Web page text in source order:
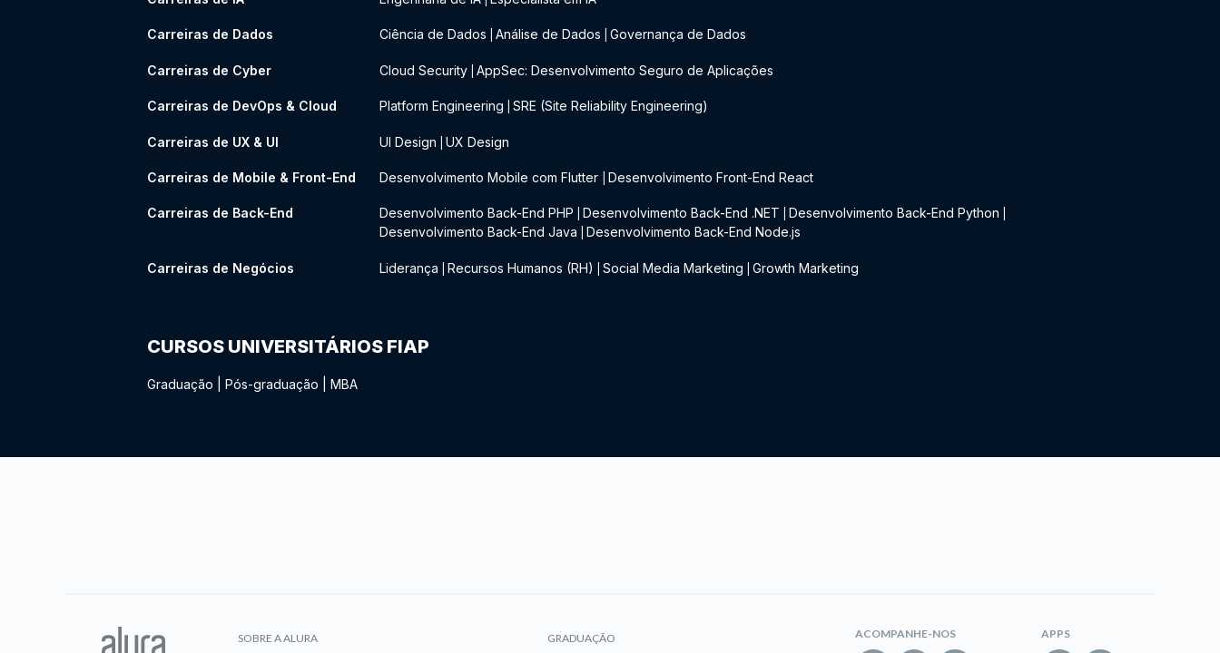
Carreiras de Dados Ciência de Dados Análise de Dados Governança de Dados
Carreiras de Cyber Cloud Security AppSec: Desenvolvimento Seguro de Aplicações
Carreiras de DevOps & Cloud Platform Engineering SRE (Site Reliability Engineering)
Carreiras de UX & UI UI Design UX Design
Carreiras de Mobile & Front-End Desenvolvimento Mobile com Flutter Desenvolvimento Front-End React
Carreiras de Back-End Desenvolvimento Back-End PHP Desenvolvimento Back-End .NET Desenvolvimento Back-End Python
Desenvolvimento Back-End Java Desenvolvimento Back-End Node.js
Carreiras de Negócios Liderança Recursos Humanos (RH) Social Media Marketing Growth Marketing
CURSOS UNIVERSITÁRIOS FIAP
Graduação Pós-graduação MBA
SOBRE A ALURA GRADUAÇÃO ACOMPANHE-NOS APPS